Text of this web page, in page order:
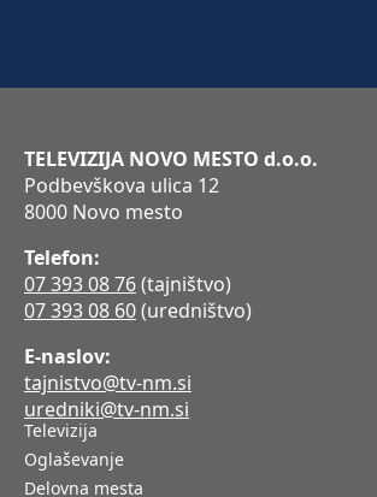
TELEVIZIJA NOVO MESTO d.o.o.
Podbevškova ulica 12
8000 Novo mesto
Telefon:
07 393 08 76(tajništvo)
07 393 08 60(uredništvo)
E-naslov:
tajnistvo@tv-nm.si
uredniki@tv-nm.si
Televizija
Oglaševanje
Delovna mesta